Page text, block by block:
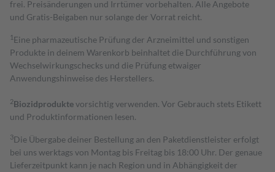
frei. Preisänderungen und Irrtümer vorbehalten. Alle Angebote
und Gratis-Beigaben nur solange der Vorrat reicht.
1 Eine pharmazeutische Prüfung der Arzneimittel und sonstigen
Produkte in deinem Warenkorb beinhaltet die Durchführung von
Wechselwirkungschecks und die Prüfung etwaiger
Anwendungshinweise des Herstellers.
2Biozidproduktevorsichtig verwenden. Vor Gebrauch stets Etikett
und Produktinformationen lesen.
3Die Übergabe deiner Bestellung an den Paketdienstleister erfolgt
bei uns werktags von Montag bis Freitag bis 18:00 Uhr. Der genaue
Lieferzeitpunkt kann je nach Region und in Abhängigkeit der